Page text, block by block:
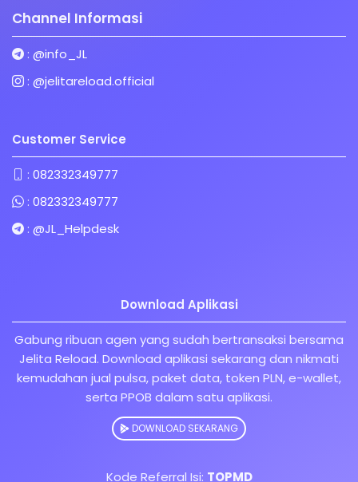
Channel Informasi
: @info_JL
: @jelitareload.official
Customer Service
: 082332349777
: 082332349777
: @JL_Helpdesk
Download Aplikasi
Gabung ribuan agen yang sudah bertransaksi bersama
Jelita Reload. Download aplikasi sekarang dan nikmati
kemudahan jual pulsa, paket data, token PLN, e-wallet,
serta PPOB dalam satu aplikasi.
DOWNLOAD SEKARANG
Kode Referral Isi: TOPMD